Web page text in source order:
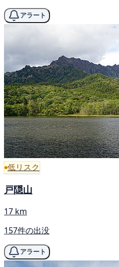
アラート
低リスク
戸隠山
17 km
157件の出没
アラート